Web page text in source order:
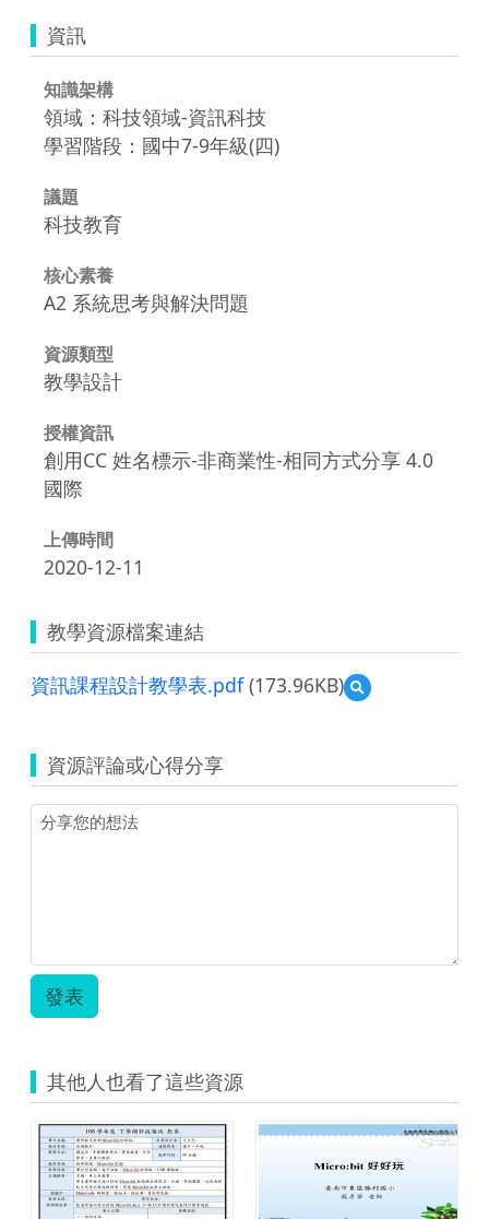
資訊
知識架構
領域：科技領域-資訊科技
學習階段：國中7-9年級(四)
議題
科技教育
核心素養
A2 系統思考與解決問題
資源類型
教學設計
授權資訊
創用CC 姓名標示-非商業性-相同方式分享 4.0
國際
上傳時間
2020-12-11
教學資源檔案連結
資訊課程設計教學表.pdf(173.96KB)
預
覽
程
設
資源評論或心得分享
發表
其他人也看了這些資源